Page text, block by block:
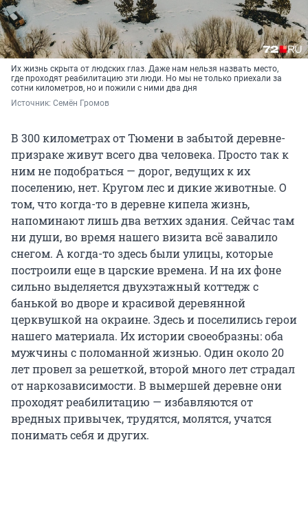
Их жизнь скрыта от людских глаз. Даже нам нельзя назвать место,
где проходят реабилитацию эти люди. Но мы не только приехали за
сотни километров, но и пожили с ними два дня
Источник: Семён Громов
В 300 километрах от Тюмени в забытой деревне-
призраке живут всего два человека. Просто так к
ним не подобраться — дорог, ведущих к их
поселению, нет. Кругом лес и дикие животные. О
том, что когда-то в деревне кипела жизнь,
напоминают лишь два ветхих здания. Сейчас там
ни души, во время нашего визита всё завалило
снегом. А когда-то здесь были улицы, которые
построили еще в царские времена. И на их фоне
сильно выделяется двухэтажный коттедж с
банькой во дворе и красивой деревянной
церквушкой на окраине. Здесь и поселились герои
нашего материала. Их истории своеобразны: оба
мужчины с поломанной жизнью. Один около 20
лет провел за решеткой, второй много лет страдал
от наркозависимости. В вымершей деревне они
проходят реабилитацию — избавляются от
вредных привычек, трудятся, молятся, учатся
понимать себя и других.